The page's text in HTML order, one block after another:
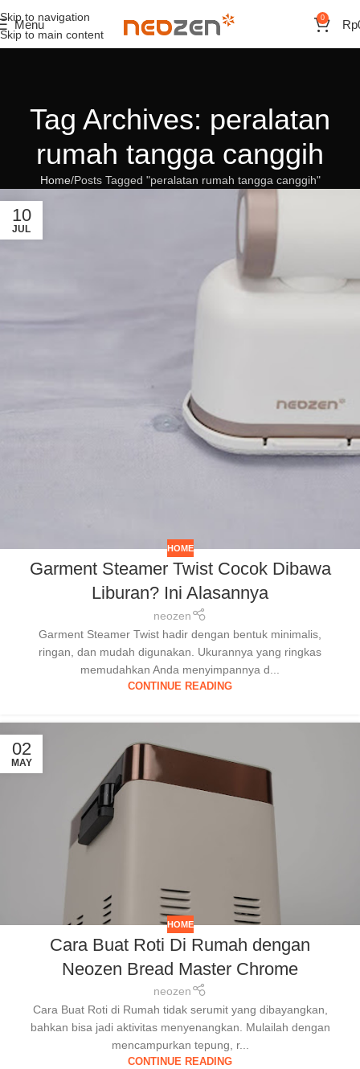
Skip to navigation
Skip to main content
Menu 0 Rp
Tag Archives: peralatan
rumah tangga canggih
Home Posts Tagged "peralatan rumah tangga canggih"
10
JUL
HOME
Garment Steamer Twist Cocok Dibawa
Liburan? Ini Alasannya
neozen
Garment Steamer Twist hadir dengan bentuk minimalis,
ringan, dan mudah digunakan. Ukurannya yang ringkas
memudahkan Anda menyimpannya d...
CONTINUE READING
02
MAY
HOME
Cara Buat Roti Di Rumah dengan
Neozen Bread Master Chrome
neozen
Cara Buat Roti di Rumah tidak serumit yang dibayangkan,
bahkan bisa jadi aktivitas menyenangkan. Mulailah dengan
mencampurkan tepung, r...
CONTINUE READING